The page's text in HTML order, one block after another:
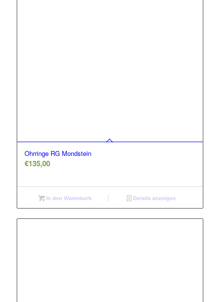
Ohrringe RG Mondstein
€135,00
In den Warenkorb Details anzeigen